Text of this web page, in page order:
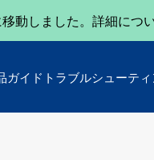
移動しました。詳細につ
ガイド トラブルシューテ